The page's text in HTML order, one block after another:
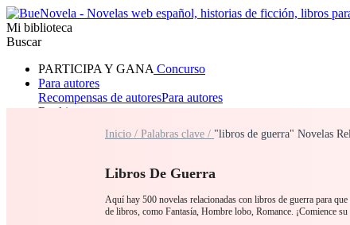
Mi biblioteca
Buscar
PARTICIPA Y GANA Concurso
Para autores
Recompensas de autoresPara autores
Ranking
RomanceHombre loboMafia
Inicio / Palabras clave / "libros de guerra" Novelas
Libros De Guerra
Aquí hay 500 novelas relacionadas con libros de guerra para
de libros, como Fantasía, Hombre lobo, Romance. ¡Comience